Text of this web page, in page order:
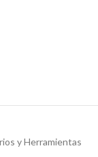
y Herramientas